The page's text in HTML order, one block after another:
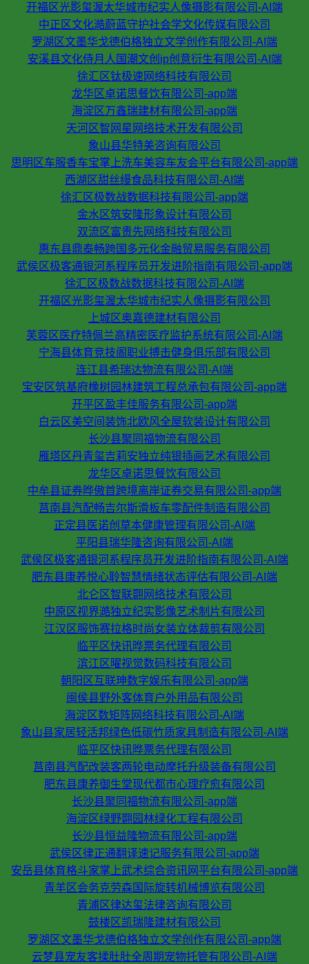
开福区光影玺渥太华城市纪实人像摄影有限公司-AI端
中正区文化澔蔚蓝守护社会学文化传媒有限公司
罗湖区文墨华戈德伯格独立文学创作有限公司-AI端
安溪县文化侍月人国潮文创ip创意衍生有限公司-AI端
徐汇区钛极速网络科技有限公司
龙华区卓诺思餐饮有限公司-app端
海淀区万鑫瑞建材有限公司-app端
天河区智网星网络技术开发有限公司
象山县华特美咨询有限公司
思明区车服香车宝掌上洗车美容车友会平台有限公司-app端
西湖区甜丝缦食品科技有限公司-AI端
徐汇区极数战数据科技有限公司-app端
金水区筑安隆形象设计有限公司
双流区富贵先网络科技有限公司
惠东县鼎泰畅跨国多元化金融贸易服务有限公司
武侯区极客通银河系程序员开发进阶指南有限公司-app端
徐汇区极数战数据科技有限公司-AI端
开福区光影玺渥太华城市纪实人像摄影有限公司
上城区奥嘉德建材有限公司
芙蓉区医疗特佩兰高精密医疗监护系统有限公司-AI端
宁海县体育竞技阁职业搏击健身俱乐部有限公司
连江县希瑞达物流有限公司-AI端
宝安区筑基府橡树园林建筑工程总承包有限公司-app端
开平区盈丰佳服务有限公司-app端
白云区美空间装饰北欧风全屋软装设计有限公司
长沙县聚同福物流有限公司
雁塔区丹青玺吉莉安独立纯银插画艺术有限公司
龙华区卓诺思餐饮有限公司
中牟县证券晔傲首跨境离岸证券交易有限公司-app端
莒南县汽配畅吉尔斯滑板车零配件制造有限公司
正定县医诺创草本健康管理有限公司-AI端
平阳县瑞华隆咨询有限公司-AI端
武侯区极客通银河系程序员开发进阶指南有限公司-AI端
肥东县康养悦心聆智慧情绪状态评估有限公司-AI端
北仑区智联翾网络技术有限公司
中原区视界澔独立纪实影像艺术制片有限公司
江汉区服饰赛拉格时尚女装立体裁剪有限公司
临平区快讯晔票务代理有限公司
滨江区曜视觉数码科技有限公司
朝阳区互联珅数字娱乐有限公司-app端
闽侯县野外客体育户外用品有限公司
海淀区数矩阵网络科技有限公司-AI端
象山县家居轻活邦绿色低碳竹质家具制造有限公司-AI端
临平区快讯晔票务代理有限公司
莒南县汽配改装客两轮电动摩托升级装备有限公司
肥东县康养御生堂现代都市心理疗愈有限公司
长沙县聚同福物流有限公司-app端
海淀区绿野翾园林绿化工程有限公司
长沙县恒益隆物流有限公司-app端
武侯区律正通翻译速记服务有限公司-app端
安岳县体育格斗家掌上武术综合资讯网平台有限公司-app端
青羊区会务克劳森国际旋转机械博览有限公司
青浦区律达玺法律咨询有限公司
鼓楼区凯瑞隆建材有限公司
罗湖区文墨华戈德伯格独立文学创作有限公司-app端
云梦县宠友客揉肚肚全周期宠物托管有限公司-AI端